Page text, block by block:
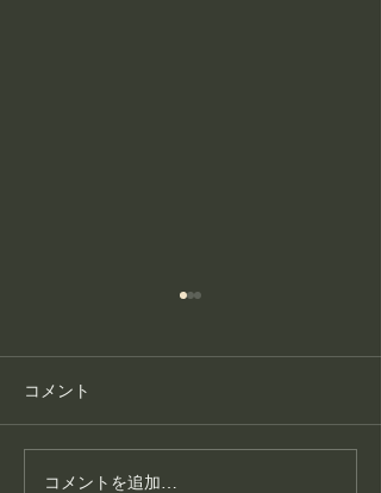
護身フィットネス教室が
コメント
コメントを追加…